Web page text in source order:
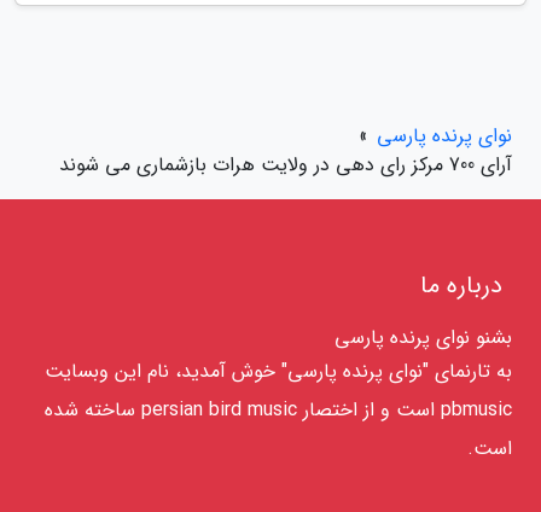
نوای پرنده پارسی »
آرای 700 مرکز رای دهی در ولایت هرات بازشماری می شوند
درباره ما
بشنو نوای پرنده پارسی
به تارنمای "نوای پرنده پارسی" خوش آمدید، نام این وبسایت
pbmusic است و از اختصار persian bird music ساخته شده
است.